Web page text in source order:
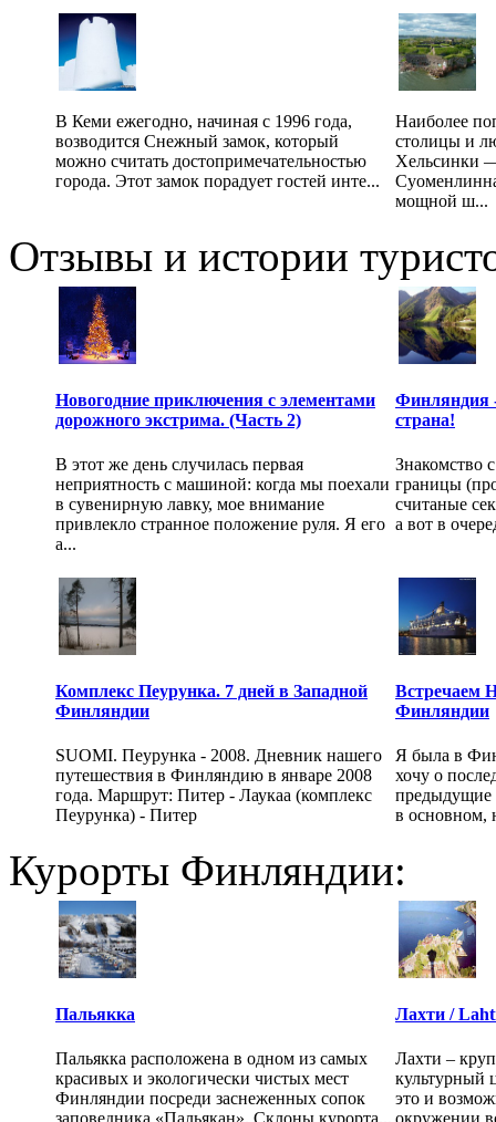
В Кеми ежегодно, начиная с 1996 года,
возводится Снежный замок, который
можно считать достопримечательностью
города. Этот замок порадует гостей инте...
Наиболее
столицы и
Хельсинки
мощной ш...
Отзывы и истории
Новогодние приключения с элементами
дорожного экстрима. (Часть 2)
В этот же день случилась первая
неприятность с машиной: когда мы поехали
в сувенирную лавку, мое внимание
привлекло странное положение руля. Я его
а...
Финляндия
страна!
Знакомство
границы
считаные
а вот в
Комплекс Пеурунка. 7 дней в Западной
Финляндии
SUOMI. Пеурунка - 2008. Дневник нашего
путешествия в Финляндию в январе 2008
года. Маршрут: Питер - Лаукаа (комплекс
Пеурунка) - Питер
Встречаем
Финляндии
Я была в
хочу о
предыдущие
в основном,
Курорты Финляндии:
Пальякка
Пальякка расположена в одном из самых
красивых и экологически чистых мест
Финляндии посреди заснеженных сопок
заповедника «Пальякан». Склоны курорта...
Лахти /
Лахти –
культурный
это и
окружении